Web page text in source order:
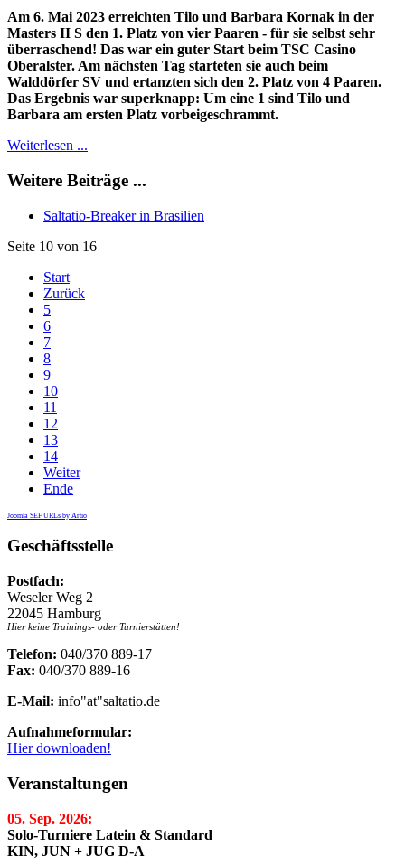
Am 6. Mai 2023 erreichten Tilo und Barbara Kornak in der
Masters II S den 1. Platz von vier Paaren - für sie selbst sehr
überraschend! Das war ein guter Start beim TSC Casino
Oberalster. Am nächsten Tag starteten sie auch beim
Walddörfer SV und ertanzten sich den 2. Platz von 4 Paaren.
Das Ergebnis war superknapp: Um eine 1 sind Tilo und
Barbara am ersten Platz vorbeigeschrammt.
Weiterlesen ...
Weitere Beiträge ...
Saltatio-Breaker in Brasilien
Seite 10 von 16
Start
Zurück
5
6
7
8
9
10
11
12
13
14
Weiter
Ende
Joomla SEF URLs by Artio
Geschäftsstelle
Postfach:
Weseler Weg 2
22045 Hamburg
Hier keine Trainings- oder Turnierstätten!
Telefon: 040/370 889-17
Fax: 040/370 889-16
E-Mail: info"at"saltatio.de
Aufnahmeformular:
Hier downloaden!
Veranstaltungen
05. Sep. 2026:
Solo-Turniere Latein & Standard
KIN, JUN + JUG D-A